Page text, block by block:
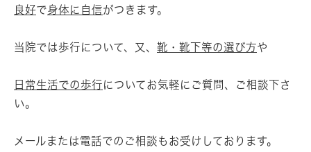
良好で身体に自信がつきます。
当院では歩行について、又、 靴・靴下等の選び方や
日常生活での歩行についてお気軽にご質問、ご相談下さ
い。
メールまたは電話でのご相談もお受けしております。